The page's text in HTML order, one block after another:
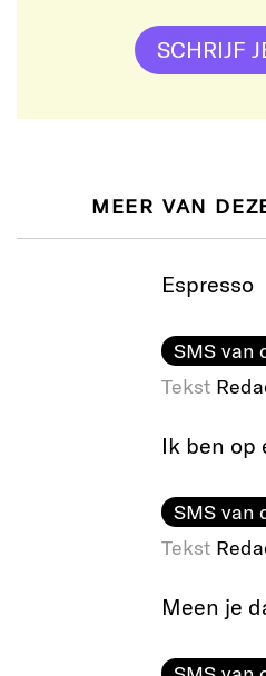
SCHRIJF
MEER VAN
Espresso
SMS van
Tekst
Ik ben op
SMS van
Tekst
Meen je